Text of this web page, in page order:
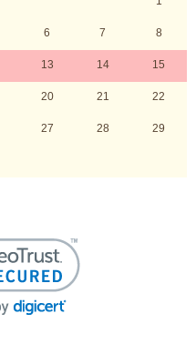
6 7 8
13 14 15
20 21 22
27 28 29